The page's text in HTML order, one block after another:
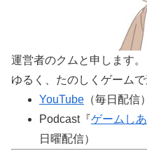
運営者のクムと申します。
ゆるく、たのしくゲームで
YouTube （毎日配信）
Podcast『ゲームし
日曜配信）